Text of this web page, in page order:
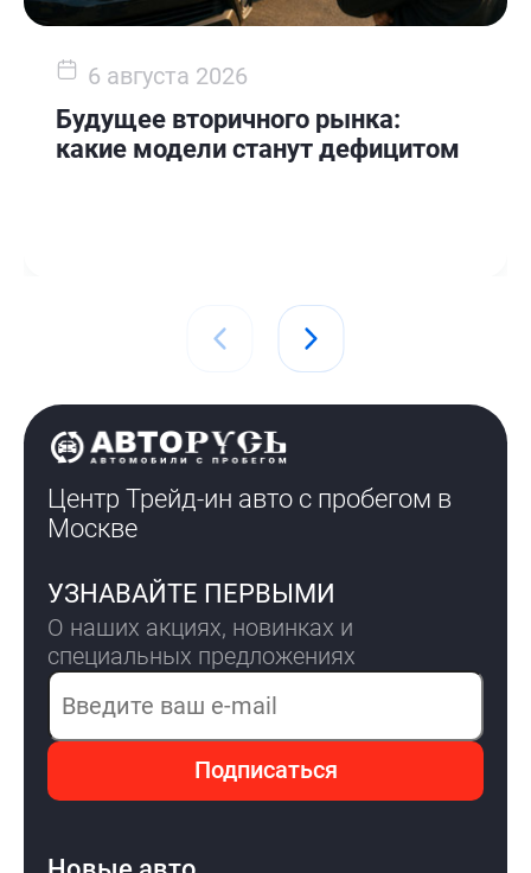
6 августа 2026
Будущее вторичного рынка:
какие модели станут дефицитом
Центр Трейд-ин авто с пробегом в
Москве
УЗНАВАЙТЕ ПЕРВЫМИ
О наших акциях, новинках и
специальных предложениях
Электронная почта
Подписаться